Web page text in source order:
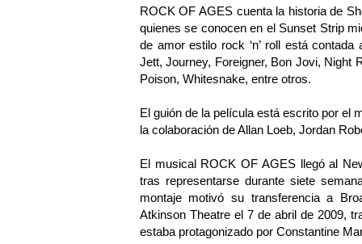
ROCK OF AGES cuenta la historia de
quienes se conocen en el Sunset Strip
de amor estilo rock ‘n’ roll está
Jett, Journey, Foreigner, Bon Jovi, Night
Poison, Whitesnake, entre otros.
El guión de la película está escrito por el
la colaboración de Allan Loeb, Jordan
El musical ROCK OF AGES llegó al
tras representarse durante siete
montaje motivó su transferencia a
Atkinson Theatre el 7 de abril de 2009,
estaba protagonizado por Constantine